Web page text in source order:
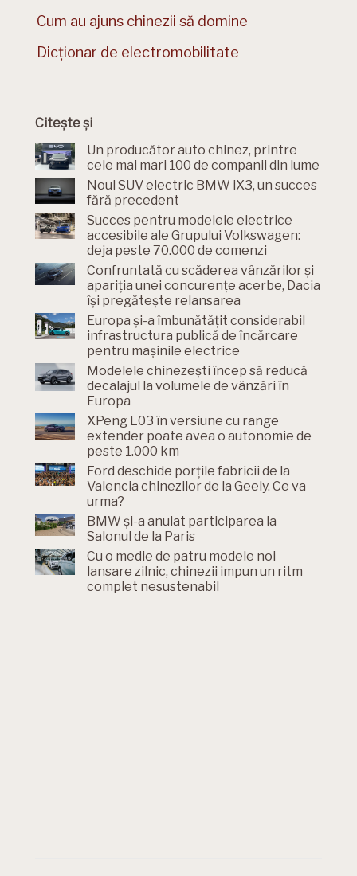
Cum au ajuns chinezii să domine
Dicționar de electromobilitate
Citește și
Un producător auto chinez, printre
cele mai mari 100 de companii din lume
Noul SUV electric BMW iX3, un succes
fără precedent
Succes pentru modelele electrice
accesibile ale Grupului Volkswagen:
deja peste 70.000 de comenzi
Confruntată cu scăderea vânzărilor și
apariția unei concurențe acerbe, Dacia
își pregătește relansarea
Europa și-a îmbunătățit considerabil
infrastructura publică de încărcare
pentru mașinile electrice
Modelele chinezești încep să reducă
decalajul la volumele de vânzări în
Europa
XPeng L03 în versiune cu range
extender poate avea o autonomie de
peste 1.000 km
Ford deschide porțile fabricii de la
Valencia chinezilor de la Geely. Ce va
urma?
BMW și-a anulat participarea la
Salonul de la Paris
Cu o medie de patru modele noi
lansare zilnic, chinezii impun un ritm
complet nesustenabil